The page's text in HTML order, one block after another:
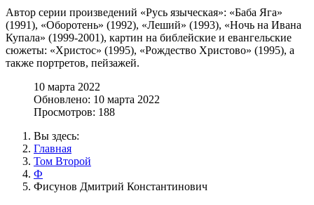
Автор серии произведений «Русь языческая»: «Баба Яга»
(1991), «Оборотень» (1992), «Леший» (1993), «Ночь на Ивана
Купала» (1999-2001), картин на библейские и евангельские
сюжеты: «Христос» (1995), «Рождество Христово» (1995), а
также портретов, пейзажей.
10 марта 2022
Обновлено: 10 марта 2022
Просмотров: 188
Вы здесь:
Главная
Том Второй
Ф
Фисунов Дмитрий Константинович